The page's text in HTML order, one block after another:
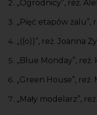
„Ogrodnicy”, reż.
„Pięć etapów żalu”,
„((o))”, reż. Joanna
„Blue Monday”, reż.
„Green House”, reż.
„Mały modelarz”,